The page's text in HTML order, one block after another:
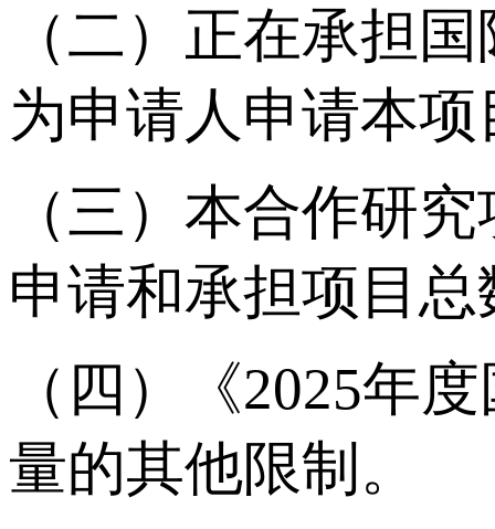
（二）正在承担
为申请人申请本项
（三）本合作研
申请和承担项目
（四）《2025年
量的其他限制。